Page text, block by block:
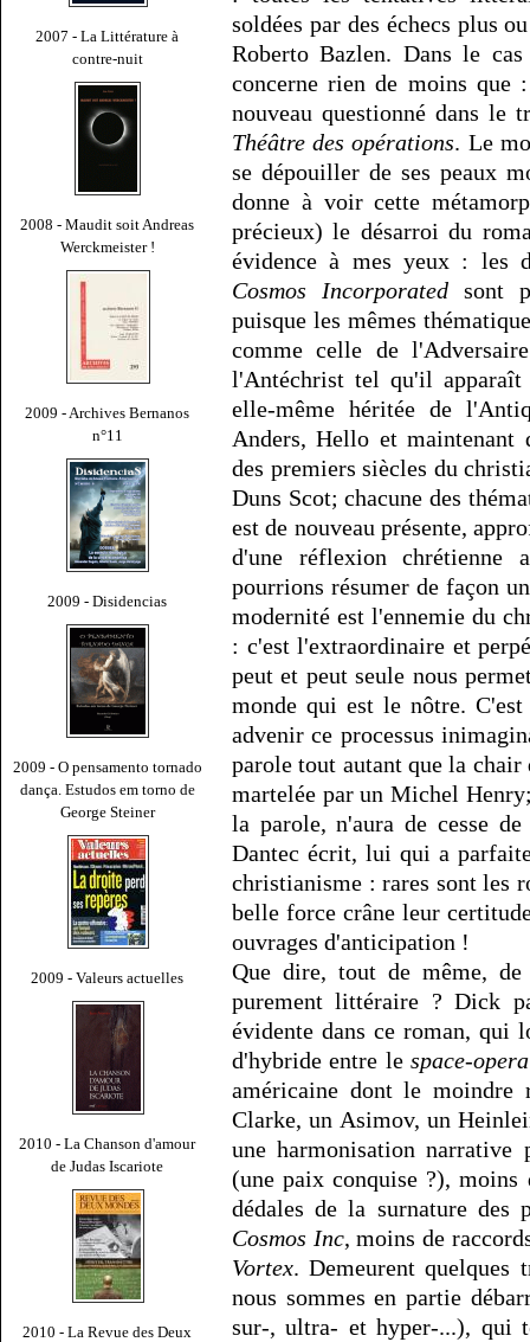
2007 - La Littérature à
contre-nuit
2008 - Maudit soit Andreas
Werckmeister !
2009 - Archives Bernanos
n°11
2009 - Disidencias
2009 - O pensamento tornado
dança. Estudos em torno de
George Steiner
2009 - Valeurs actuelles
2010 - La Chanson d'amour
de Judas Iscariote
2010 - La Revue des Deux
soldées par des échecs plus
Roberto Bazlen. Dans le
concerne rien de moins que
nouveau questionné dans
Théâtre des opérations. Le
se dépouiller de ses peaux
donne à voir cette
précieux) le désarroi du
évidence à mes yeux : les
Cosmos Incorporated sont
puisque les mêmes
comme celle de
l'Antéchrist tel qu'il
elle-même héritée de
Anders, Hello et maintenant
des premiers siècles du
Duns Scot; chacune des
est de nouveau présente,
d'une réflexion chrétienne
pourrions résumer de façon
modernité est l'ennemie du
: c'est l'extraordinaire et
peut et peut seule nous
monde qui est le nôtre.
advenir ce processus
parole tout autant que la
martelée par un Michel
la parole, n'aura de cesse
Dantec écrit, lui qui a
christianisme : rares sont les
belle force crâne leur
ouvrages d'anticipation !
Que dire, tout de même,
purement littéraire ? Dick
évidente dans ce roman, qui
d'hybride entre lespace-opera
américaine dont le
Clarke, un Asimov, un
une harmonisation
(une paix conquise ?), moins
dédales de la surnature des
Cosmos Inc, moins de
Vortex. Demeurent quelques
nous sommes en partie
sur-, ultra- et hyper-...), qui